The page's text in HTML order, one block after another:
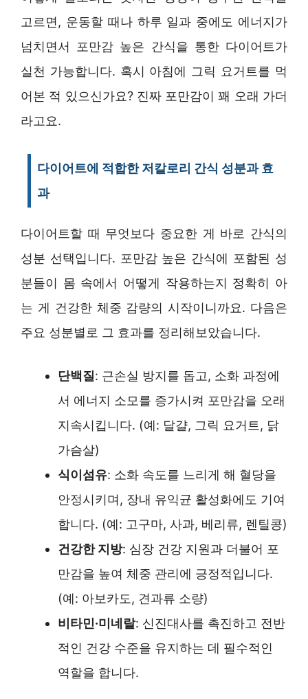
고르면, 운동할 때나 하루 일과 중에도 에너지가
넘치면서 포만감 높은 간식을 통한 다이어트가
실천 가능합니다. 혹시 아침에 그릭 요거트를 먹
어본 적 있으신가요? 진짜 포만감이 꽤 오래 가더
라고요.
다이어트에 적합한 저칼로리 간식 성분과 효
과
다이어트할 때 무엇보다 중요한 게 바로 간식의
성분 선택입니다. 포만감 높은 간식에 포함된 성
분들이 몸 속에서 어떻게 작용하는지 정확히 아
는 게 건강한 체중 감량의 시작이니까요. 다음은
주요 성분별로 그 효과를 정리해보았습니다.
단백질: 근손실 방지를 돕고, 소화 과정에
서 에너지 소모를 증가시켜 포만감을 오래
지속시킵니다. (예: 달걀, 그릭 요거트, 닭
가슴살)
식이섬유: 소화 속도를 느리게 해 혈당을
안정시키며, 장내 유익균 활성화에도 기여
합니다. (예: 고구마, 사과, 베리류, 렌틸콩)
건강한 지방: 심장 건강 지원과 더불어 포
만감을 높여 체중 관리에 긍정적입니다.
(예: 아보카도, 견과류 소량)
비타민·미네랄: 신진대사를 촉진하고 전반
적인 건강 수준을 유지하는 데 필수적인
역할을 합니다.